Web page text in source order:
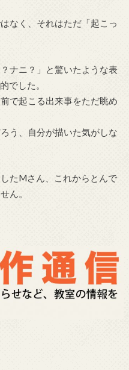
なく、それはただ「起こっ
ナニ？」と驚いたような表
でした。
で起こる出来事をただ眺め
う、自分が描いた気がしな
たMさん、これからとんで
ん。